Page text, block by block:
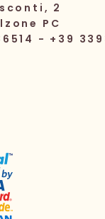
2
PC
- +39